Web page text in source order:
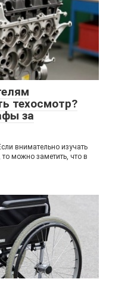
техосмотр?
за
внимательно изучать
можно заметить, что в